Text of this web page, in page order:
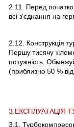
2.11. Перед
всі з'єднання на
2.12. Конструкція
Першу тисячу
потужність.
(приблизно 50 %
3.ЕКСПЛУАТАЦІЯ
3.1.